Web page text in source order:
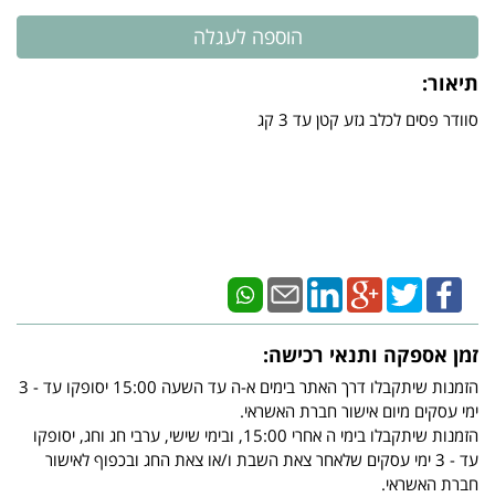
תיאור:
סוודר פסים לכלב גזע קטן עד 3 קג
זמן אספקה ותנאי רכישה:
הזמנות שיתקבלו דרך האתר בימים א-ה עד השעה 15:00 יסופקו עד - 3
ימי עסקים מיום אישור חברת האשראי.
הזמנות שיתקבלו בימי ה אחרי 15:00, ובימי שישי, ערבי חג וחג, יסופקו
עד - 3 ימי עסקים שלאחר צאת השבת ו/או צאת החג ובכפוף לאישור
חברת האשראי.